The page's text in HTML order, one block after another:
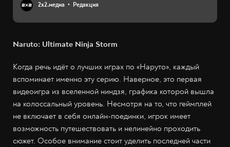
2х2.медиа Редакция
Naruto: Ultimate Ninja Storm
Когда речь идёт о лучших играх по «Наруто», каждый
вспоминает именно эту серию. Наверное, это первая
видеоигра из вселенной ниндзя, графика которой вышла
на колоссальный уровень. Несмотря на то, что геймплей
не включает в себя онлайн-поединки, игрок имеет
возможность путешествовать и нелинейно проходить
сюжет. Особое внимание стоит уделить последней части